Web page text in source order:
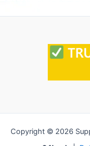
Copyright © 2026